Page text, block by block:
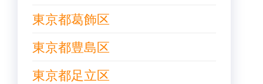
東京都葛飾区
東京都豊島区
東京都足立区